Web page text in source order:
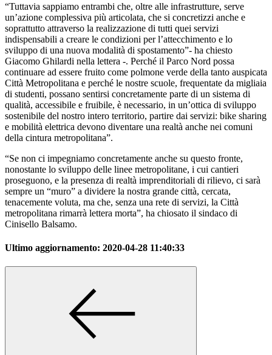
“Tuttavia sappiamo entrambi che, oltre alle infrastrutture, serve
un’azione complessiva più articolata, che si concretizzi anche e
soprattutto attraverso la realizzazione di tutti quei servizi
indispensabili a creare le condizioni per l’attecchimento e lo
sviluppo di una nuova modalità di spostamento”- ha chiesto
Giacomo Ghilardi nella lettera -. Perché il Parco Nord possa
continuare ad essere fruito come polmone verde della tanto auspicata
Città Metropolitana e perché le nostre scuole, frequentate da migliaia
di studenti, possano sentirsi concretamente parte di un sistema di
qualità, accessibile e fruibile, è necessario, in un’ottica di sviluppo
sostenibile del nostro intero territorio, partire dai servizi: bike sharing
e mobilità elettrica devono diventare una realtà anche nei comuni
della cintura metropolitana”.
“Se non ci impegniamo concretamente anche su questo fronte,
nonostante lo sviluppo delle linee metropolitane, i cui cantieri
proseguono, e la presenza di realtà imprenditoriali di rilievo, ci sarà
sempre un “muro” a dividere la nostra grande città, cercata,
tenacemente voluta, ma che, senza una rete di servizi, la Città
metropolitana rimarrà lettera morta”, ha chiosato il sindaco di
Cinisello Balsamo.
Ultimo aggiornamento: 2020-04-28 11:40:33